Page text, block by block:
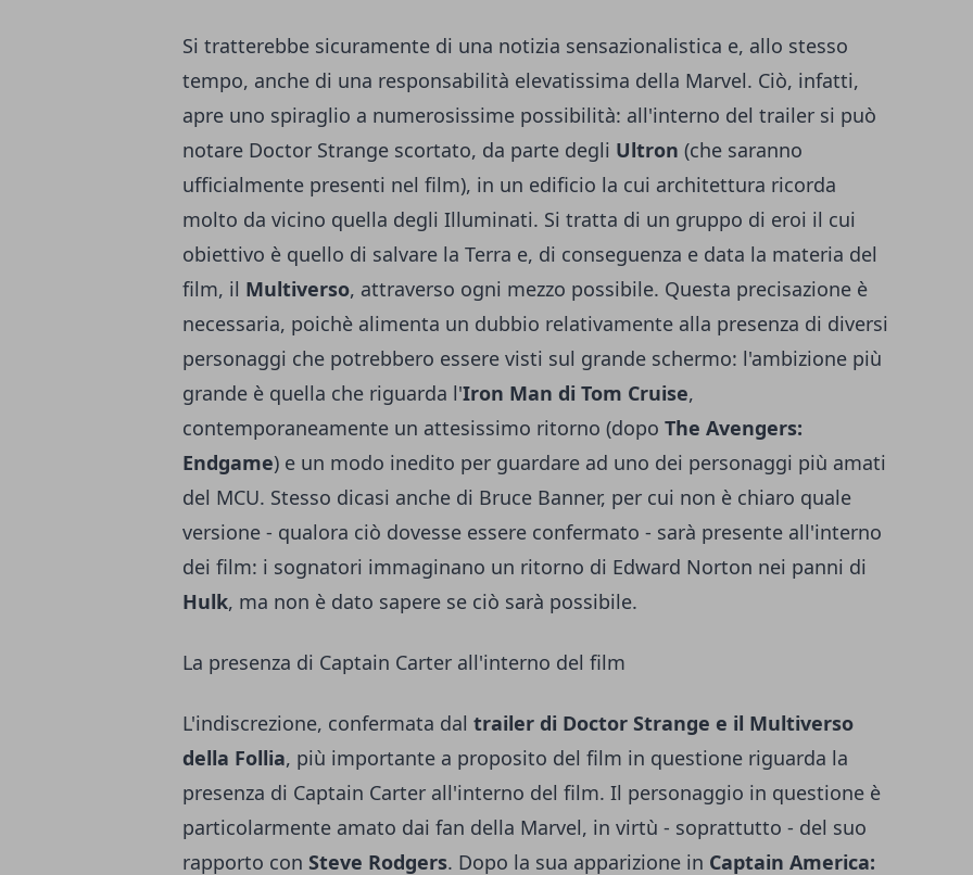
Si tratterebbe sicuramente di una notizia sensazionalistica e, allo stesso
tempo, anche di una responsabilità elevatissima della Marvel. Ciò, infatti,
apre uno spiraglio a numerosissime possibilità: all'interno del trailer si può
notare Doctor Strange scortato, da parte degli Ultron (che saranno
ufficialmente presenti nel film), in un edificio la cui architettura ricorda
molto da vicino quella degli Illuminati. Si tratta di un gruppo di eroi il cui
obiettivo è quello di salvare la Terra e, di conseguenza e data la materia del
film, il Multiverso, attraverso ogni mezzo possibile. Questa precisazione è
necessaria, poichè alimenta un dubbio relativamente alla presenza di diversi
personaggi che potrebbero essere visti sul grande schermo: l'ambizione più
grande è quella che riguarda l'Iron Man di Tom Cruise,
contemporaneamente un attesissimo ritorno (dopo The Avengers:
Endgame) e un modo inedito per guardare ad uno dei personaggi più amati
del MCU. Stesso dicasi anche di Bruce Banner, per cui non è chiaro quale
versione - qualora ciò dovesse essere confermato - sarà presente all'interno
dei film: i sognatori immaginano un ritorno di Edward Norton nei panni di
Hulk, ma non è dato sapere se ciò sarà possibile.
La presenza di Captain Carter all'interno del film
L'indiscrezione, confermata dal trailer di Doctor Strange e il Multiverso
della Follia, più importante a proposito del film in questione riguarda la
presenza di Captain Carter all'interno del film. Il personaggio in questione è
particolarmente amato dai fan della Marvel, in virtù - soprattutto - del suo
rapporto con Steve Rodgers. Dopo la sua apparizione in Captain America: